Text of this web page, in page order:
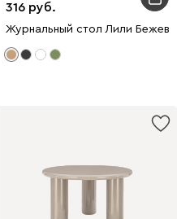
316
Журнальный стол Лили